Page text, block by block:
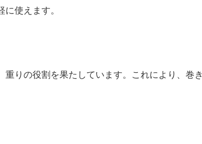
使えます。
りの役割を果たしています。これにより、巻き